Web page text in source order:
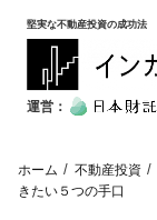
堅実な不動産投資の成功法
運営：
ホーム 不動産投資
きたい５つの手口